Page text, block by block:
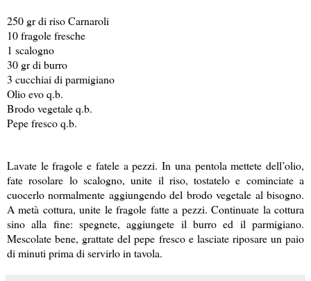
250 gr di riso Carnaroli
10 fragole fresche
1 scalogno
30 gr di burro
3 cucchiai di parmigiano
Olio evo q.b.
Brodo vegetale q.b.
Pepe fresco q.b.
Lavate le fragole e fatele a pezzi. In una pentola mettete dell’olio,
fate rosolare lo scalogno, unite il riso, tostatelo e cominciate a
cuocerlo normalmente aggiungendo del brodo vegetale al bisogno.
A metà cottura, unite le fragole fatte a pezzi. Continuate la cottura
sino alla fine: spegnete, aggiungete il burro ed il parmigiano.
Mescolate bene, grattate del pepe fresco e lasciate riposare un paio
di minuti prima di servirlo in tavola.